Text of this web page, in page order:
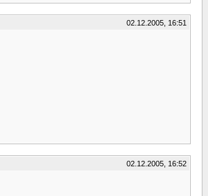
02.12.2005, 16:51
02.12.2005, 16:52